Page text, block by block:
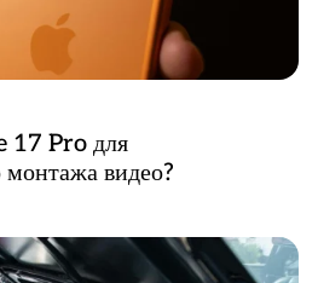
17 Pro для
видео?